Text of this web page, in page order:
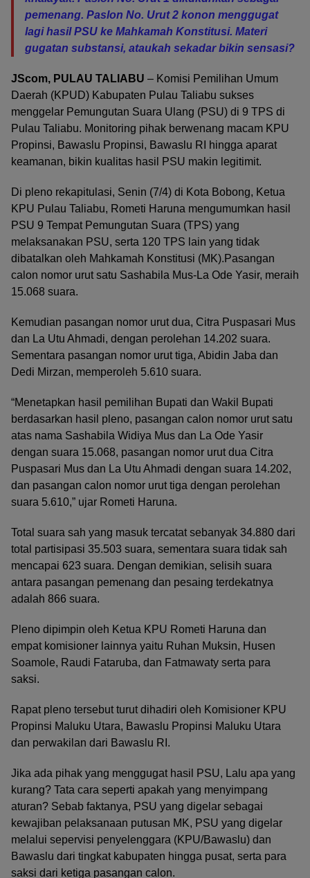
pemenang. Paslon No. Urut 2 konon menggugat
lagi hasil PSU ke Mahkamah Konstitusi. Materi
gugatan substansi, ataukah sekadar bikin sensasi?
JScom, PULAU TALIABU – Komisi Pemilihan Umum
Daerah (KPUD) Kabupaten Pulau Taliabu sukses
menggelar Pemungutan Suara Ulang (PSU) di 9 TPS di
Pulau Taliabu. Monitoring pihak berwenang macam KPU
Propinsi, Bawaslu Propinsi, Bawaslu RI hingga aparat
keamanan, bikin kualitas hasil PSU makin legitimit.
Di pleno rekapitulasi, Senin (7/4) di Kota Bobong, Ketua
KPU Pulau Taliabu, Rometi Haruna mengumumkan hasil
PSU 9 Tempat Pemungutan Suara (TPS) yang
melaksanakan PSU, serta 120 TPS lain yang tidak
dibatalkan oleh Mahkamah Konstitusi (MK).Pasangan
calon nomor urut satu Sashabila Mus-La Ode Yasir, meraih
15.068 suara.
Kemudian pasangan nomor urut dua, Citra Puspasari Mus
dan La Utu Ahmadi, dengan perolehan 14.202 suara.
Sementara pasangan nomor urut tiga, Abidin Jaba dan
Dedi Mirzan, memperoleh 5.610 suara.
“Menetapkan hasil pemilihan Bupati dan Wakil Bupati
berdasarkan hasil pleno, pasangan calon nomor urut satu
atas nama Sashabila Widiya Mus dan La Ode Yasir
dengan suara 15.068, pasangan nomor urut dua Citra
Puspasari Mus dan La Utu Ahmadi dengan suara 14.202,
dan pasangan calon nomor urut tiga dengan perolehan
suara 5.610,” ujar Rometi Haruna.
Total suara sah yang masuk tercatat sebanyak 34.880 dari
total partisipasi 35.503 suara, sementara suara tidak sah
mencapai 623 suara. Dengan demikian, selisih suara
antara pasangan pemenang dan pesaing terdekatnya
adalah 866 suara.
Pleno dipimpin oleh Ketua KPU Rometi Haruna dan
empat komisioner lainnya yaitu Ruhan Muksin, Husen
Soamole, Raudi Fataruba, dan Fatmawaty serta para
saksi.
Rapat pleno tersebut turut dihadiri oleh Komisioner KPU
Propinsi Maluku Utara, Bawaslu Propinsi Maluku Utara
dan perwakilan dari Bawaslu RI.
Jika ada pihak yang menggugat hasil PSU, Lalu apa yang
kurang? Tata cara seperti apakah yang menyimpang
aturan? Sebab faktanya, PSU yang digelar sebagai
kewajiban pelaksanaan putusan MK, PSU yang digelar
melalui sepervisi penyelenggara (KPU/Bawaslu) dan
Bawaslu dari tingkat kabupaten hingga pusat, serta para
saksi dari ketiga pasangan calon.